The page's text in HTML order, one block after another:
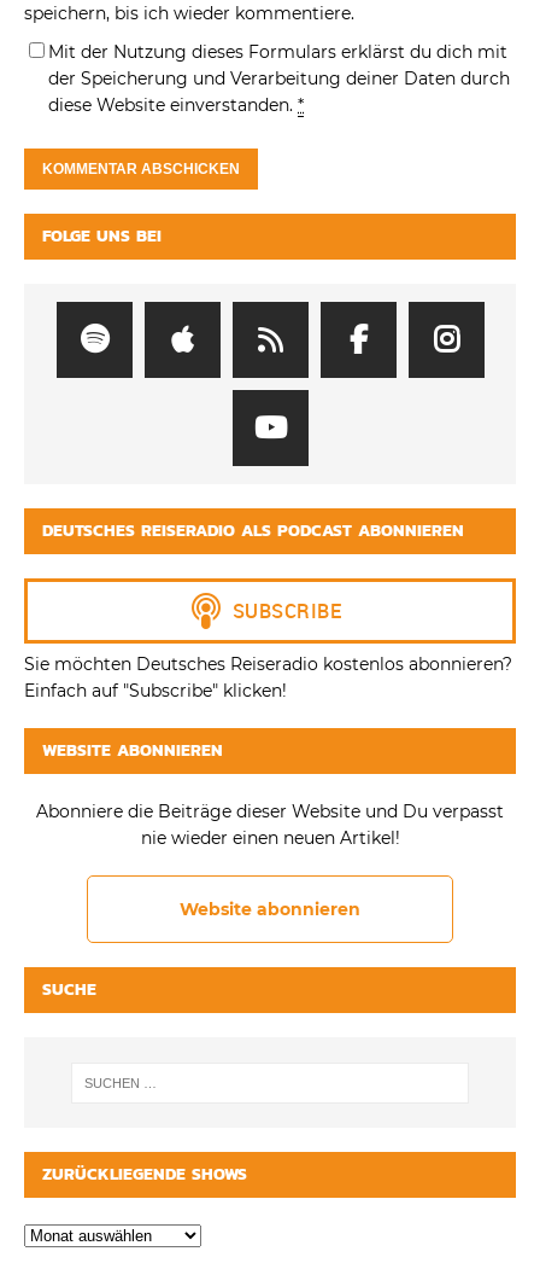
speichern, bis ich wieder kommentiere.
Mit der Nutzung dieses Formulars erklärst du dich mit
der Speicherung und Verarbeitung deiner Daten durch
diese Website einverstanden. *
FOLGE UNS BEI
DEUTSCHES REISERADIO ALS PODCAST ABONNIEREN
Sie möchten Deutsches Reiseradio kostenlos abonnieren?
Einfach auf "Subscribe" klicken!
WEBSITE ABONNIEREN
Abonniere die Beiträge dieser Website und Du verpasst
nie wieder einen neuen Artikel!
Website abonnieren
SUCHE
ZURÜCKLIEGENDE SHOWS